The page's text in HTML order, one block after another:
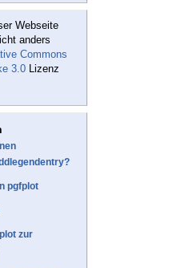
Webseite
anders
Commons
3.0 Lizenz
pgfplot
zur